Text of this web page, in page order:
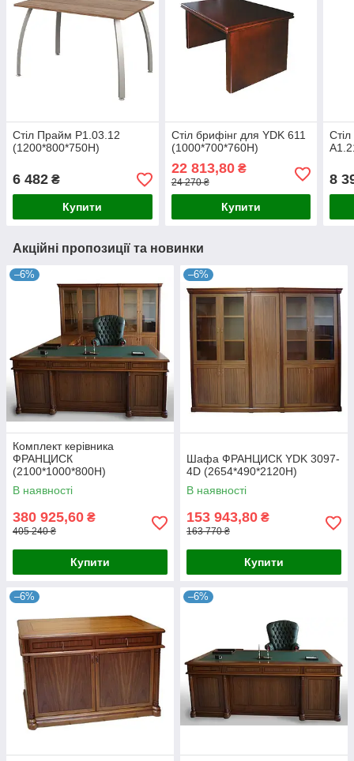
Стіл Прайм Р1.03.12
(1200*800*750H)
6 482 ₴
Купити
Стіл брифінг для YDK 611
(1000*700*760H)
22 813,80₴
24 270 ₴
Купити
8
Акційні пропозиції та новинки
–6%
Комплект керівника
ФРАНЦИСК
(2100*1000*800H)
В наявності
380 925,60 ₴
405 240 ₴
Купити
–6%
Шафа ФРАНЦИСК YDK 3097-
4D (2654*490*2120H)
В наявності
153 943,80 ₴
163 770 ₴
Купити
–6% –6%